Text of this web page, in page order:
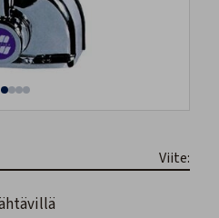
Viite: